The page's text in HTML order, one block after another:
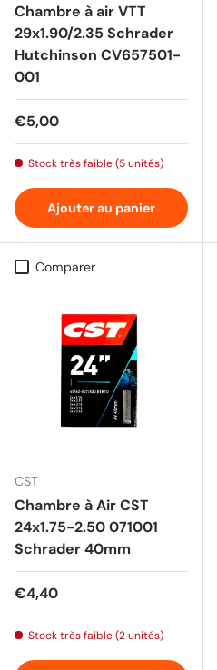
Chambre à air VTT
29x1.90/2.35 Schrader
Hutchinson CV657501-
001
Prix habituel
€5,00
Stock très faible (5 unités)
Ajouter au panier
Comparer
CST
Chambre à Air CST
24x1.75-2.50 071001
Schrader 40mm
Prix habituel
€4,40
Stock très faible (2 unités)